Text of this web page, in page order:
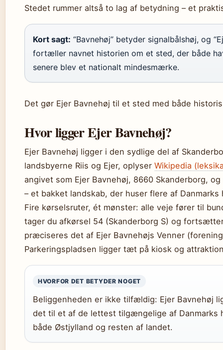
Stedet rummer altså to lag af betydning – et
Kort sagt: “Bavnehøj” betyder signalbålshøj, og
fortæller navnet historien om et sted, der både
senere blev et nationalt mindesmærke.
Det gør Ejer Bavnehøj til et sted med både
Hvor ligger Ejer Bavnehøj?
Ejer Bavnehøj ligger i den sydlige del af
landsbyerne Riis og Ejer, oplyser Wikipedia
angivet som Ejer Bavnehøj, 8660 Skanderborg,
– et bakket landskab, der huser flere af
Fire kørselsruter, ét mønster: alle veje fører til
tager du afkørsel 54 (Skanderborg S) og
præciseres det af Ejer Bavnehøjs Venner
Parkeringspladsen ligger tæt på kiosk og
HVORFOR DET BETYDER NOGET
Beliggenheden er ikke tilfældig: Ejer Bavnehøj
det til et af de lettest tilgængelige af Danmarks
både Østjylland og resten af landet.